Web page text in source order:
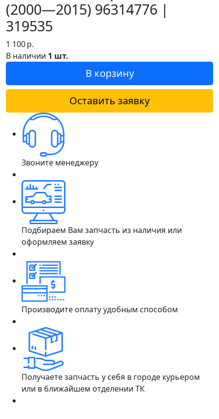
(2000—2015) 96314776 |
319535
1 100р.
В наличии 1 шт.
В корзину
Оставить заявку
Звоните менеджеру
Подбираем Вам запчасть из наличия или
оформляем заявку
Производите оплату удобным способом
Получаете запчасть у себя в городе курьером
или в ближайшем отделении ТК